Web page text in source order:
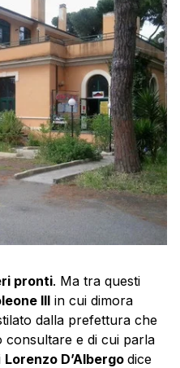
pronti. Ma tra questi
III in cui dimora
dalla prefettura che
consultare e di cui parla
Lorenzo D’Albergo dice